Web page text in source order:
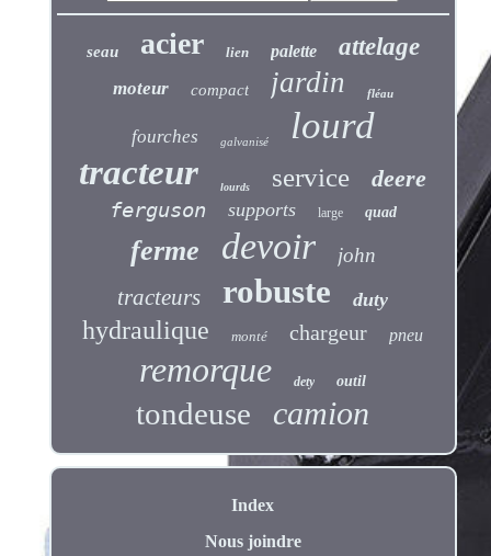
seau acier lien palette attelage
moteur compact jardin fléau
fourches galvanisé lourd
tracteur lourds service deere
ferguson supports large quad
ferme devoir john
tracteurs robuste duty
hydraulique monté chargeur pneu
remorque dety outil
tondeuse camion
Index
Nous joindre